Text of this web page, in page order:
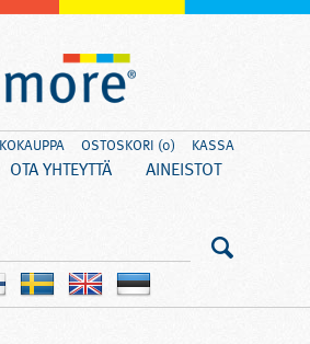
OTA YHTEYTTÄ AINEISTOT
OSTOSKORI (0) KASSA